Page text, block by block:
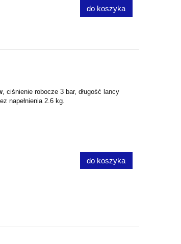
do koszyka
, ciśnienie robocze 3 bar, długość lancy
napełnienia 2.6 kg.
do koszyka